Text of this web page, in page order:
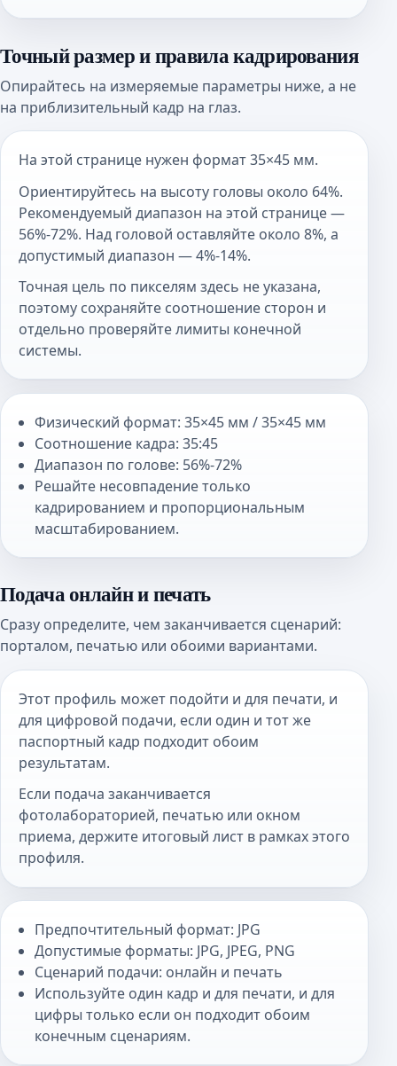
Точный размер и правила кадрирования
Опирайтесь на измеряемые параметры ниже, а не
на приблизительный кадр на глаз.
На этой странице нужен формат 35×45 мм.
Ориентируйтесь на высоту головы около 64%.
Рекомендуемый диапазон на этой странице —
56%-72%. Над головой оставляйте около 8%, а
допустимый диапазон — 4%-14%.
Точная цель по пикселям здесь не указана,
поэтому сохраняйте соотношение сторон и
отдельно проверяйте лимиты конечной
системы.
Физический формат: 35×45 мм / 35×45 мм
Соотношение кадра: 35:45
Диапазон по голове: 56%-72%
Решайте несовпадение только
кадрированием и пропорциональным
масштабированием.
Подача онлайн и печать
Сразу определите, чем заканчивается сценарий:
порталом, печатью или обоими вариантами.
Этот профиль может подойти и для печати, и
для цифровой подачи, если один и тот же
паспортный кадр подходит обоим
результатам.
Если подача заканчивается
фотолабораторией, печатью или окном
приема, держите итоговый лист в рамках этого
профиля.
Предпочтительный формат: JPG
Допустимые форматы: JPG, JPEG, PNG
Сценарий подачи: онлайн и печать
Используйте один кадр и для печати, и для
цифры только если он подходит обоим
конечным сценариям.